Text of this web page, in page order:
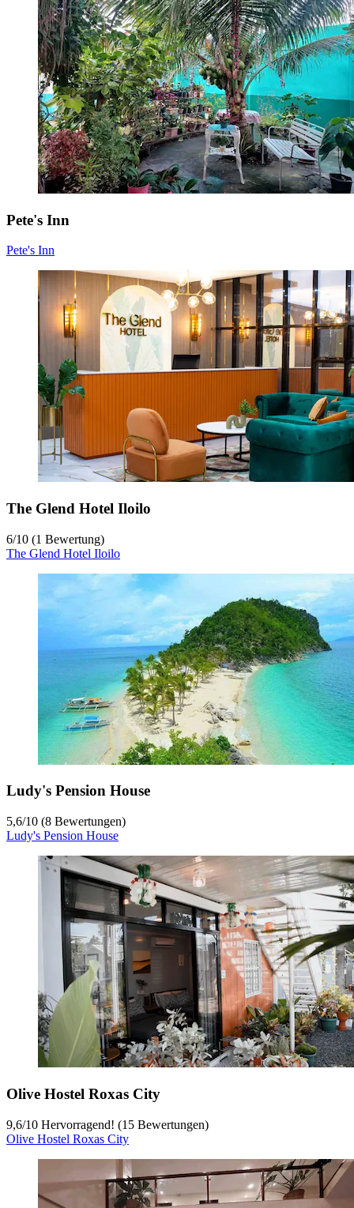
Pete's Inn
Pete's Inn
The Glend Hotel Iloilo
6/10 (1 Bewertung)
The Glend Hotel Iloilo
Ludy's Pension House
5,6/10 (8 Bewertungen)
Ludy's Pension House
Olive Hostel Roxas City
9,6/10 Hervorragend! (15 Bewertungen)
Olive Hostel Roxas City